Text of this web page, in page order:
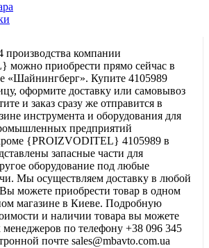
производства компании
приобрести прямо сейчас в
«Шайнингберг». Купите 4105989
оформите доставку или самовывоз
и заказ сразу же отправится в
инструмента и оборудования для
предприятий
{PROIZVODITEL} 4105989 в
запасные части для
оборудование под любые
Мы осуществляем доставку в любой
можете приобрести товар в одном
магазине в Киеве. Подробную
и наличии товара вы можете
по телефону +38 096 345
почте sales@mbavto.com.ua